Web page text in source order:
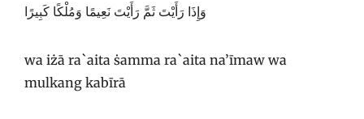
وَإِذَا رَأَيْتَ ثَمَّ رَأَيْتَ نَعِيمًا وَمُلْكًا كَبِيرًا
wa iżā ra`aita ṡamma ra`aita na’īmaw wa
mulkang kabīrā